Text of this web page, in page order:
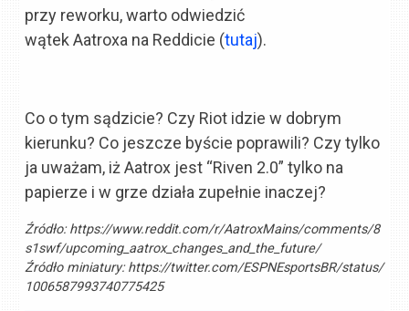
przy reworku, warto odwiedzić
wątek Aatroxa na Reddicie (tutaj).
Co o tym sądzicie? Czy Riot idzie w dobrym
kierunku? Co jeszcze byście poprawili? Czy tylko
ja uważam, iż Aatrox jest “Riven 2.0” tylko na
papierze i w grze działa zupełnie inaczej?
Źródło:https://www.reddit.com/r/AatroxMains/comments/8
s1swf/upcoming_aatrox_changes_and_the_future/
Źródło miniatury:https://twitter.com/ESPNEsportsBR/status/
1006587993740775425